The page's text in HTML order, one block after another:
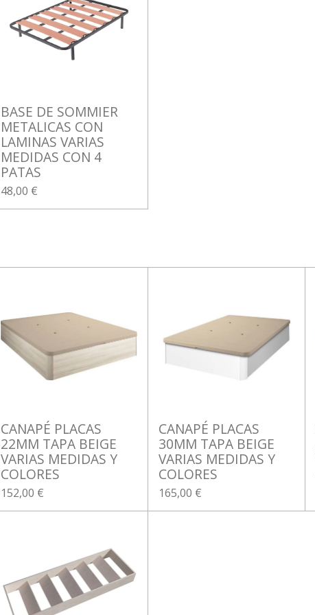
BASE DE SOMMIER
METALICAS CON
LAMINAS VARIAS
MEDIDAS CON 4
PATAS
48,00 €
CANAPÉ PLACAS
22MM TAPA BEIGE
VARIAS MEDIDAS Y
COLORES
152,00 €
CANAPÉ PLACAS
30MM TAPA BEIGE
VARIAS MEDIDAS Y
COLORES
165,00 €